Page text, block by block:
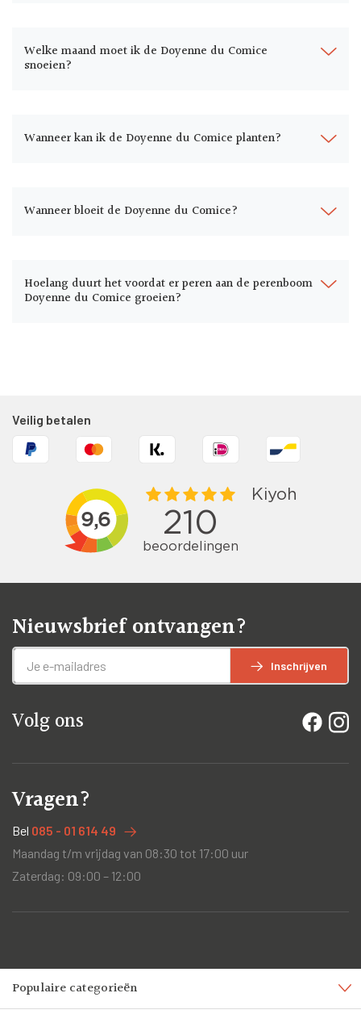
Welke maand moet ik de Doyenne du Comice
snoeien?
Wanneer kan ik de Doyenne du Comice planten?
Wanneer bloeit de Doyenne du Comice?
Hoelang duurt het voordat er peren aan de perenboom
Doyenne du Comice groeien?
Veilig betalen
Nieuwsbrief ontvangen?
Inschrijven
Volg ons
Vragen?
Bel 085 - 01 614 49
Maandag t/m vrijdag van 08:30 tot 17:00 uur
Zaterdag: 09:00 – 12:00
Populaire categorieën